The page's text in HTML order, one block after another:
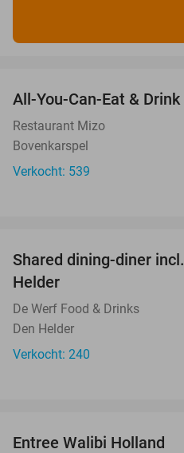
All-You-Can-Eat &
Restaurant Mizo
Bovenkarspel
Verkocht: 539
Shared dining-diner
Helder
De Werf Food & Drinks
Den Helder
Verkocht: 240
Entree Walibi Holland